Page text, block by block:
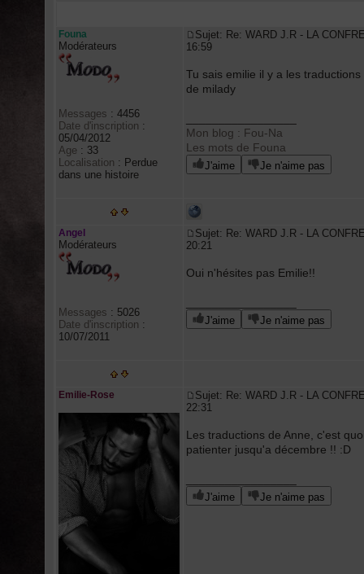
Founa
Modérateurs
Messages : 4456
Date d'inscription :
05/04/2012
Age : 33
Localisation : Perdue
dans une histoire
Sujet: Re: WARD J.R - LA
16:59
Tu sais emilie il y a les
de milady
Mon blog : Fou-Na
Les mots de Founa
J'aime Je n'aime pas
Angel
Modérateurs
Messages : 5026
Date d'inscription :
10/07/2011
Sujet: Re: WARD J.R - LA
20:21
Oui n'hésites pas Emilie!!
J'aime Je n'aime pas
Emilie-Rose
Sujet: Re: WARD J.R - LA
22:31
Les traductions de Anne, c'est
patienter jusqu'a décembre !! :D
J'aime Je n'aime pas